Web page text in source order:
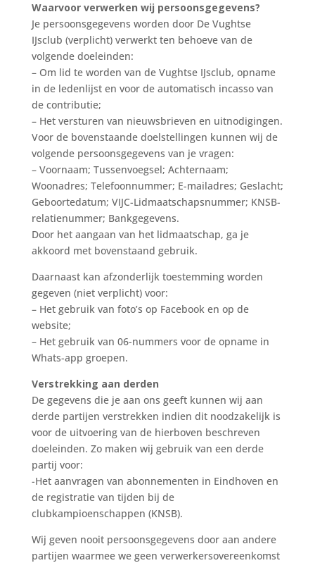
Waarvoor verwerken wij persoonsgegevens?
Je persoonsgegevens worden door De Vughtse
IJsclub (verplicht) verwerkt ten behoeve van de
volgende doeleinden:
– Om lid te worden van de Vughtse IJsclub, opname
in de ledenlijst en voor de automatisch incasso van
de contributie;
– Het versturen van nieuwsbrieven en uitnodigingen.
Voor de bovenstaande doelstellingen kunnen wij de
volgende persoonsgegevens van je vragen:
– Voornaam; Tussenvoegsel; Achternaam;
Woonadres; Telefoonnummer; E-mailadres; Geslacht;
Geboortedatum; VIJC-Lidmaatschapsnummer; KNSB-
relatienummer; Bankgegevens.
Door het aangaan van het lidmaatschap, ga je
akkoord met bovenstaand gebruik.
Daarnaast kan afzonderlijk toestemming worden
gegeven (niet verplicht) voor:
– Het gebruik van foto’s op Facebook en op de
website;
– Het gebruik van 06-nummers voor de opname in
Whats-app groepen.
Verstrekking aan derden
De gegevens die je aan ons geeft kunnen wij aan
derde partijen verstrekken indien dit noodzakelijk is
voor de uitvoering van de hierboven beschreven
doeleinden. Zo maken wij gebruik van een derde
partij voor:
-Het aanvragen van abonnementen in Eindhoven en
de registratie van tijden bij de
clubkampioenschappen (KNSB).
Wij geven nooit persoonsgegevens door aan andere
partijen waarmee we geen verwerkersovereenkomst